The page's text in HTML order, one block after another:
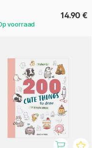
14.90 €